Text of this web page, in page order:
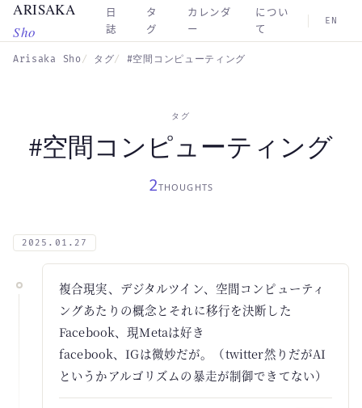
Skip to main content
ARISAKA
Sho
日
誌
タ
グ
カレンダ
ー
につい
て
EN
Arisaka Sho タグ #空間コンピューティング
タグ
#空間コンピューティング
2THOUGHTS
2025.01.27
複合現実、デジタルツイン、空間コンピューティ
ングあたりの概念とそれに移行を決断した
Facebook、現Metaは好き
facebook、IGは微妙だが。（twitter然りだがAI
というかアルゴリズムの暴走が制御できてない）